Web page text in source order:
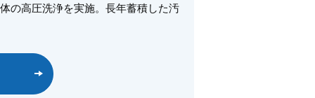
の高圧洗浄を実施。長年蓄積した汚